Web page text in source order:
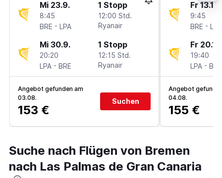
Mi 23.9.
8:45
BRE - LPA
1 Stopp
12:00 Std.
Ryanair
Mi 30.9.
20:20
LPA - BRE
1 Stopp
12:15 Std.
Ryanair
Angebot gefunden am
03.08.
153 €
Suchen
Fr 13.11.
9:45
BRE - LPA
Fr 20.11.
19:40
LPA - BRE
Angebot
04.08.
155 €
Suche nach Flügen von Bremen
nach Las Palmas de Gran Canaria